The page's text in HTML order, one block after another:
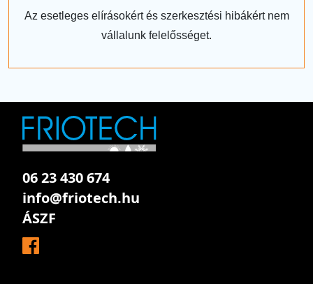
Az esetleges elírásokért és szerkesztési hibákért nem
vállalunk felelősséget.
06 23 430 674
info@friotech.hu
ÁSZF